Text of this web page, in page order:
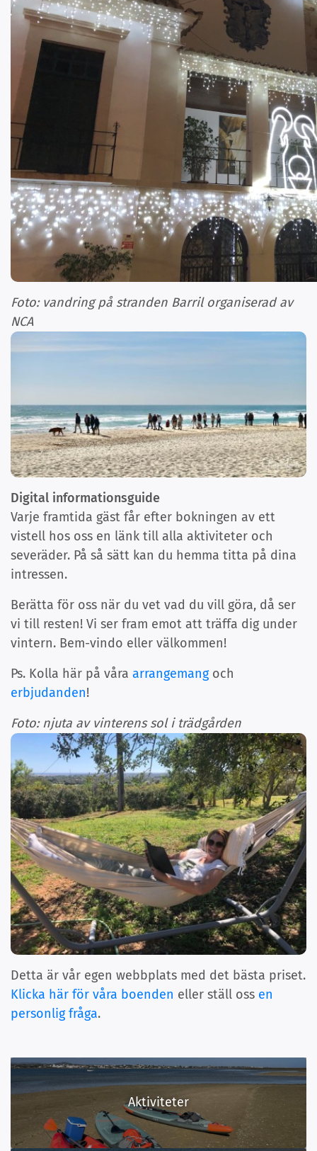
Foto: vandring på stranden Barril organiserad av
NCA
Digital informationsguide
Varje framtida gäst får efter bokningen av ett
vistell hos oss en länk till alla aktiviteter och
severäder. På så sätt kan du hemma titta på dina
intressen.
Berätta för oss när du vet vad du vill göra, då ser
vi till resten! Vi ser fram emot att träffa dig under
vintern. Bem-vindo eller välkommen!
Ps. Kolla här på våra arrangemangoch
erbjudanden!
Foto: njuta av vinterens sol i trädgården
Detta är vår egen webbplats med det bästa priset.
Klicka här för våra boenden eller ställ oss en
personlig fråga.
Aktiviteter